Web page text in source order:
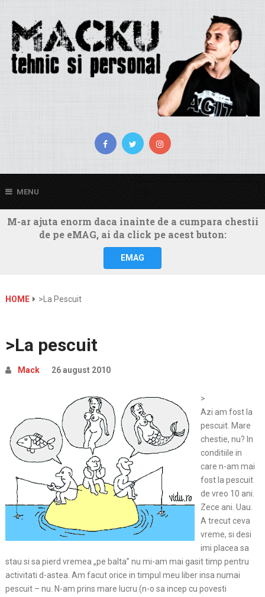
MENU
M-ar ajuta enorm daca inainte de a cumpara chestii
de pe eMAG, ai da click pe acest buton:
EMAG
HOME >La Pescuit
>La pescuit
Mack 26 august 2010
>
Azi am fost la
pescuit. Mare
chestie, nu? In
conditiile in
care n-am mai
fost la pescuit
de vreo 10 ani.
Zece ani. Uau.
A trecut ceva
vreme, si desi
imi placea sa
stau si sa pierd vremea „pe balta” nu mi-am mai gasit timp pentru
activitati d-astea. Am facut orice in timpul meu liber insa numai
pescuit – nu. N-am prins mare lucru (n-o sa incep cu povesti